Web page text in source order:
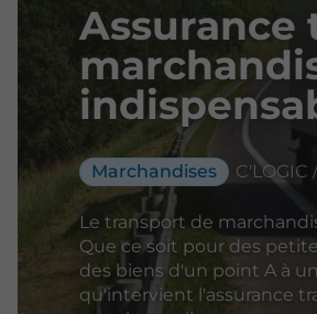
Marchandises C'LOGIC
Le transport de
Que ce soit pour des
des biens d'un point A à
qu'intervient l'assurance